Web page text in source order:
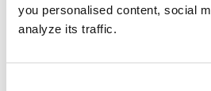
you personalised content, social
analyze its traffic.